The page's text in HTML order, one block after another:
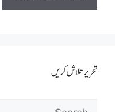
تحریر تلاش کریں